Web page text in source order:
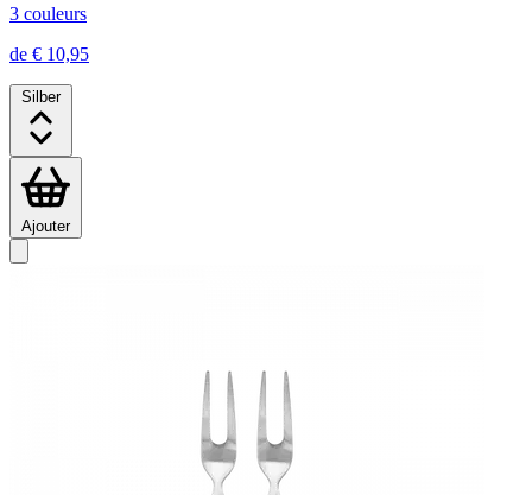
3 couleurs
de € 10,95
Silber
Ajouter